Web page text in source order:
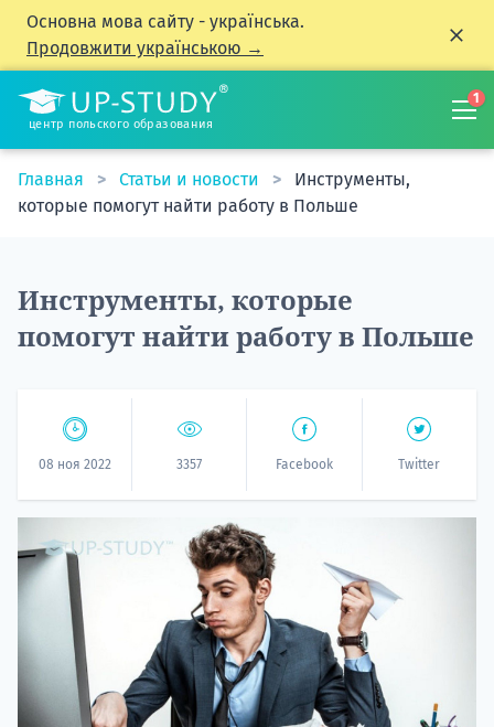
Основна мова сайту - українська.
Продовжити українською →
центр польского образования
1
Главная Статьи и новости
Инструменты,
которые помогут найти работу в Польше
Инструменты, которые
помогут найти работу в Польше
08 ноя 2022 3357 Facebook Twitter